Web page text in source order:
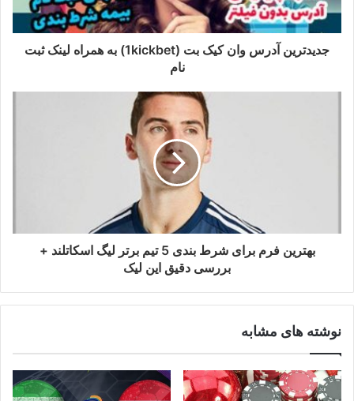
جدیدترین آدرس وان کیک بت (1kickbet) به همراه لینک ثبت
نام
بهترین فرم برای شرط بندی 5 تیم برتر لیگ اسکاتلند +
بررسی دقیق این لیک
نوشته های مشابه